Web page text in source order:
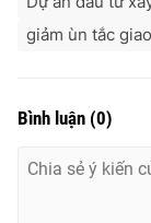
giảm ùn tắc
Bình luận (0)